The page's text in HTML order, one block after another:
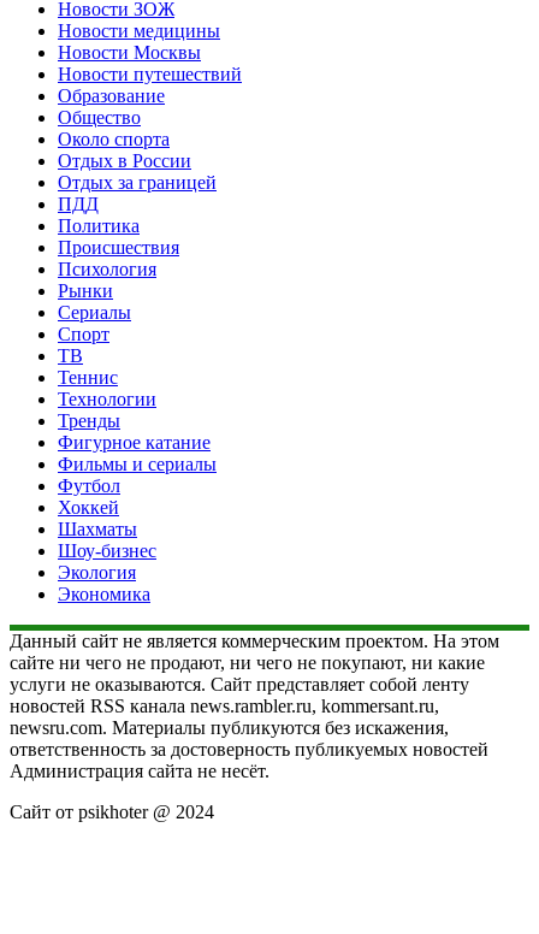
Новости ЗОЖ
Новости медицины
Новости Москвы
Новости путешествий
Образование
Общество
Около спорта
Отдых в России
Отдых за границей
ПДД
Политика
Происшествия
Психология
Рынки
Сериалы
Спорт
ТВ
Теннис
Технологии
Тренды
Фигурное катание
Фильмы и сериалы
Футбол
Хоккей
Шахматы
Шоу-бизнес
Экология
Экономика
Данный сайт не является коммерческим проектом. На этом
сайте ни чего не продают, ни чего не покупают, ни какие
услуги не оказываются. Сайт представляет собой ленту
новостей RSS канала news.rambler.ru, kommersant.ru,
newsru.com. Материалы публикуются без искажения,
ответственность за достоверность публикуемых новостей
Администрация сайта не несёт.
Сайт от psikhoter @ 2024